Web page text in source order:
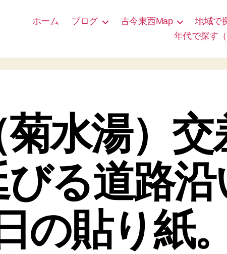
ホーム ブログ 古今東西Map 地域で
年代で探す（
水湯）交
びる道路
の貼り紙。